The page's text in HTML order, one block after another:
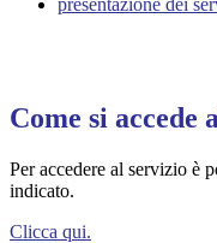
presentazione dei
Come si accede
Per accedere al servizio è
indicato.
Clicca qui.